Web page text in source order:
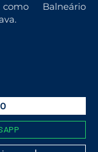
Balneário